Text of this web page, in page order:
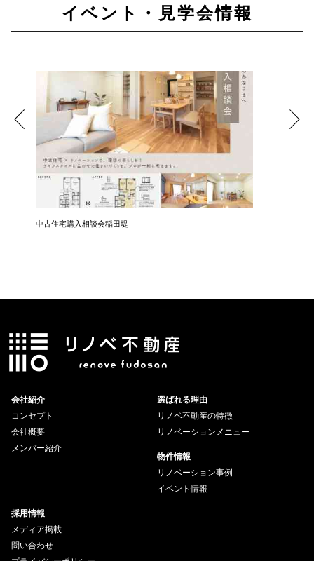
イベント・見学会情報
中古住宅購入相談会稲田堤
会社紹介
コンセプト
会社概要
メンバー紹介
選ばれる理由
リノベ不動産の特徴
リノベーションメニュー
物件情報
リノベーション事例
イベント情報
採用情報
メディア掲載
問い合わせ